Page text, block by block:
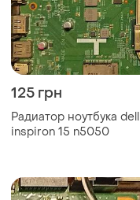
125 грн
Радиатор ноутбука dell
inspiron 15 n5050